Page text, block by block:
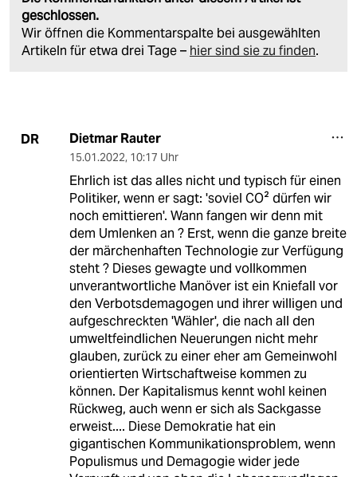
geschlossen.
Wir öffnen die Kommentarspalte bei ausgewählten
Artikeln für etwa drei Tage – hier sind sie zu finden.
DR Dietmar Rauter
15.01.2022, 10:17 Uhr
Ehrlich ist das alles nicht und typisch für einen
Politiker, wenn er sagt: 'soviel CO² dürfen wir
noch emittieren'. Wann fangen wir denn mit
dem Umlenken an ? Erst, wenn die ganze breite
der märchenhaften Technologie zur Verfügung
steht ? Dieses gewagte und vollkommen
unverantwortliche Manöver ist ein Kniefall vor
den Verbotsdemagogen und ihrer willigen und
aufgeschreckten 'Wähler', die nach all den
umweltfeindlichen Neuerungen nicht mehr
glauben, zurück zu einer eher am Gemeinwohl
orientierten Wirtschaftweise kommen zu
können. Der Kapitalismus kennt wohl keinen
Rückweg, auch wenn er sich als Sackgasse
erweist.... Diese Demokratie hat ein
gigantischen Kommunikationsproblem, wenn
Populismus und Demagogie wider jede